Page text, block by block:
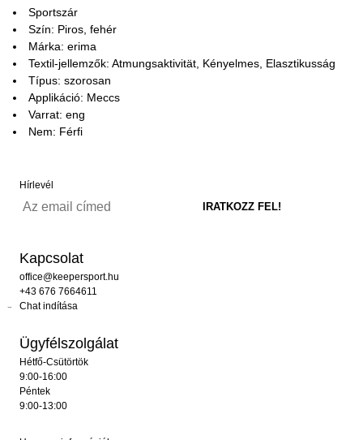
Sportszár
Szín: Piros, fehér
Márka: erima
Textil-jellemzők: Atmungsaktivität, Kényelmes, Elasztikusság
Típus: szorosan
Applikáció: Meccs
Varrat: eng
Nem: Férfi
Hírlevél
Kapcsolat
office@keepersport.hu
+43 676 7664611
Chat indítása
Ügyfélszolgálat
Hétfő-Csütörtök
9:00-16:00
Péntek
9:00-13:00